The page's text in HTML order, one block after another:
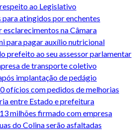
ao Legislativo
atingidos por enchentes
na Câmara
para pagar auxílio nutricional
prefeito ao seu assessor parlamentar
de transporte coletivo
implantação de pedágio
ofícios com pedidos de melhorias
entre Estado e prefeitura
milhões firmado com empresa
do Colina serão asfaltadas